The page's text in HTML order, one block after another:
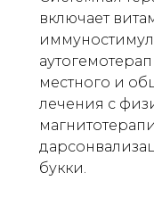
включает
местного и
лечения с
букки.